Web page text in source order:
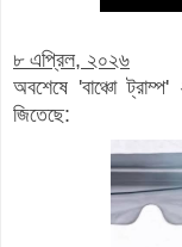
৮ এপ্রিল, ২০২৬
অবশেষে 'বাঞ্চো ট্রাম্প'
জিতেছে: